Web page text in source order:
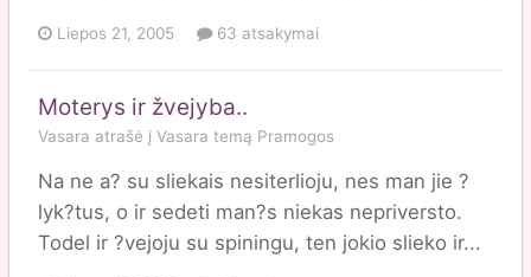
Liepos 21, 2005 63 atsakymai
Moterys ir žvejyba..
Vasara atrašė į Vasara temą Pramogos
Na ne a? su sliekais nesiterlioju, nes man jie ?
lyk?tus, o ir sedeti man?s niekas nepriversto.
Todel ir ?vejoju su spiningu, ten jokio slieko ir...